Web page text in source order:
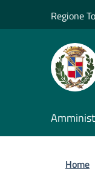
Regione
Home